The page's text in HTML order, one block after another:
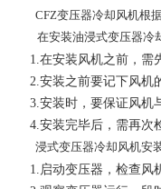
CFZ变压器冷却风机根
在安装油浸式变压器冷
1.在安装风机之前，需
2.安装之前要记下风机
3.安装时，要保证风机
4.安装完毕后，需再次
浸式变压器冷却风机安
1. 启动变压器，检查风